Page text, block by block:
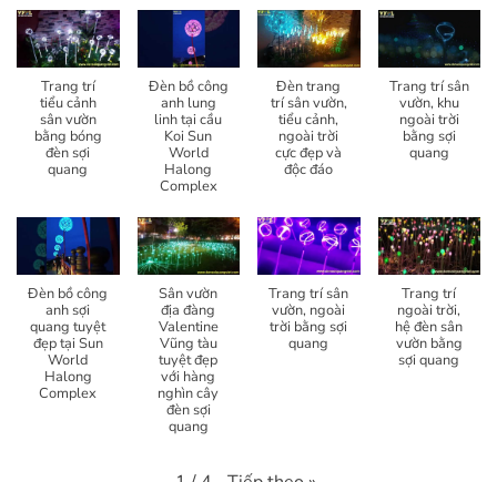
Trang trí
tiểu cảnh
sân vườn
bằng bóng
đèn sợi
quang
Đèn bồ công
anh lung
linh tại cầu
Koi Sun
World
Halong
Complex
Đèn trang
trí sân vườn,
tiểu cảnh,
ngoài trời
cực đẹp và
độc đáo
Trang trí sân
vườn, khu
ngoài trời
bằng sợi
quang
Đèn bồ công
anh sợi
quang tuyệt
đẹp tại Sun
World
Halong
Complex
Sân vườn
địa đàng
Valentine
Vũng tàu
tuyệt đẹp
với hàng
nghìn cây
đèn sợi
quang
Trang trí sân
vườn, ngoài
trời bằng sợi
quang
Trang trí
ngoài trời,
hệ đèn sân
vườn bằng
sợi quang